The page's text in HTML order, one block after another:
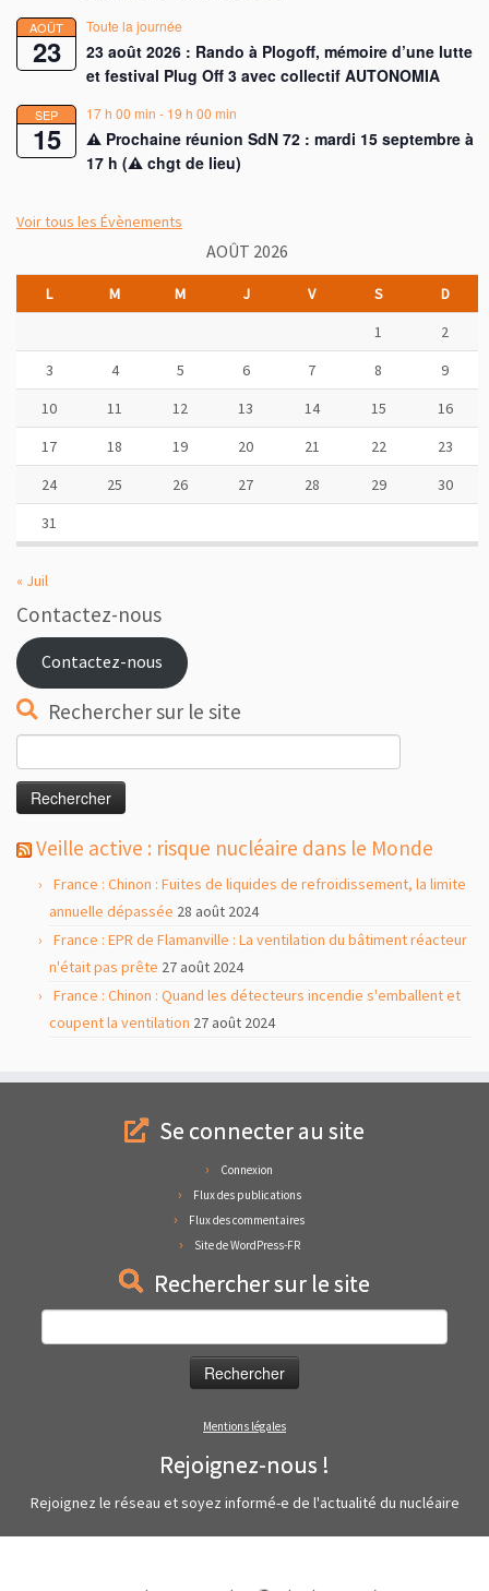
AOÛT
23
Toute la journée
23 août 2026 : Rando à Plogoff, mémoire d’une lutte
et festival Plug Off 3 avec collectif AUTONOMIA
SEP
15
17 h 00 min - 19 h 00 min
⚠︎ Prochaine réunion SdN 72 : mardi 15 septembre à
17 h (⚠︎ chgt de lieu)
Voir tous les Évènements
AOÛT 2026
L M M J V S
D
1
2
3
4 5 6 7 8
9
10
11 12 13 14 15
16
17
18 19 20 21 22
23
24
25 26 27 28 29
30
31
« Juil
Contactez-nous
Contactez-nous
Rechercher sur le site
Veille active : risque nucléaire dans le Monde
France : Chinon : Fuites de liquides de refroidissement, la limite
annuelle dépassée 28 août 2024
France : EPR de Flamanville : La ventilation du bâtiment réacteur
n'était pas prête 27 août 2024
France : Chinon : Quand les détecteurs incendie s'emballent et
coupent la ventilation 27 août 2024
Se connecter au site
Connexion
Flux des publications
Flux des commentaires
Site de WordPress-FR
Rechercher sur le site
Mentions légales
Rejoignez-nous !
Rejoignez le réseau et soyez informé-e de l'actualité du nucléaire